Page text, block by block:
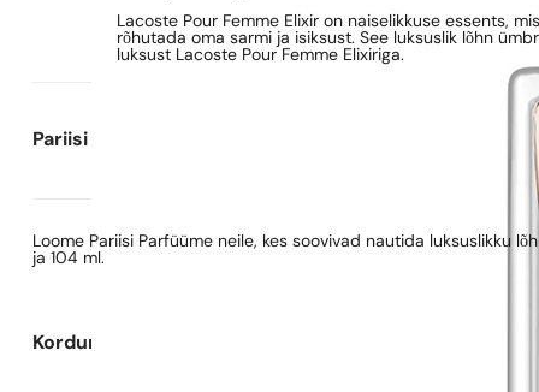
Lacoste Pour Femme Elixir on naiselikkuse essents,
rõhutada oma sarmi ja isiksust. See luksuslik lõhn
luksust Lacoste Pour Femme Elixiriga.
Pariisi Parfüümide kohta
Loome Pariisi Parfüüme neile, kes soovivad nautida luksuslikku
ja 104 ml.
Korduma kippuvad küsimused